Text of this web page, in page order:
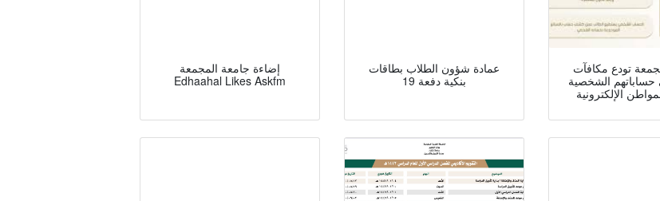
إضاءة جامعة المجمعة
Edhaahal Likes Askfm
عمادة شؤون الطلاب بطاقات
بنكية دفعة 19
تودع مكافآت
الشخصية
الإلكترونية